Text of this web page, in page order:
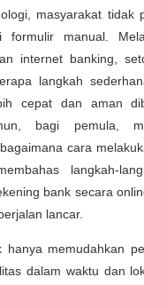
masyarakat tidak
formulir manual.
internet banking,
langkah
cepat dan aman
bagi pemula,
cara
langkah-
bank secara
lancar.
hanya memudahkan
dalam waktu dan